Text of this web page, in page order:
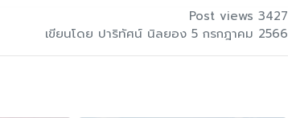
Post views 3427
เขียนโดย ปาริทัศน์ นิลยอง 5 กรกฎาคม 2566